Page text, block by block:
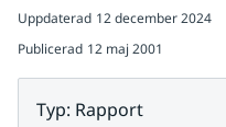
Uppdaterad 12 december 2024
Publicerad 12 maj 2001
Typ: Rapport